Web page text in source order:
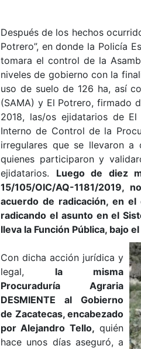
Después de los hechos
Potrero”, en donde la Policía
tomara el control de la
niveles de gobierno con la
uso de suelo de 126 ha, así
(SAMA) y El Potrero, firmado
2018, las/os ejidatarios de
Interno de Control de la
irregulares que se llevaron a
quienes participaron y
ejidatarios. Luego de diez
15/105/OIC/AQ-1181/
acuerdo de radicación, en
radicando el asunto en el
lleva la Función Pública, bajo
Con dicha acción jurídica y
legal, la misma
Procuraduría Agraria
DESMIENTE al Gobierno
de Zacatecas, encabezado
por Alejandro Tello, quién
hace unos días aseguró, a